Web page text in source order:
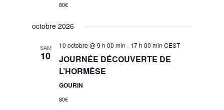
80€
octobre 2026
SAM
10
10 octobre @ 9 h 00 min - 17 h 00 min CEST
JOURNÉE DÉCOUVERTE DE
L’HORMÈSE
GOURIN
80€